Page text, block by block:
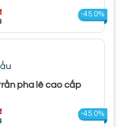
-45.0%
pha lê cao cấp
-45.0%